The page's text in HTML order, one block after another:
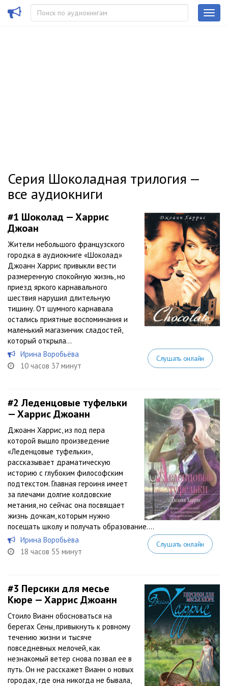
Серия Шоколадная трилогия —
все аудиокниги
#1 Шоколад — Харрис
Джоан
Жители небольшого французского
городка в аудиокниге «Шоколад»
Джоанн Харрис привыкли вести
размеренную спокойную жизнь, но
приезд яркого карнавального
шествия нарушил длительную
тишину. От шумного карнавала
остались приятные воспоминания и
маленький магазинчик сладостей,
который открыла...
Ирина Воробьёва
10 часов 37 минут
Слушать онлайн
#2 Леденцовые туфельки
— Харрис Джоанн
Джоанн Харрис, из под пера
которой вышло произведение
«Леденцовые туфельки»,
рассказывает драматическую
историю с глубоким философским
подтекстом. Главная героиня имеет
за плечами долгие колдовские
метания, но сейчас она посвящает
жизнь дочкам, которым нужно
посещать школу и получать образование....
Ирина Воробьёва
18 часов 55 минут
Слушать онлайн
#3 Персики для месье
Кюре — Харрис Джоанн
Стоило Вианн обосноваться на
берегах Сены, привыкнуть к ровному
течению жизни и тысяче
повседневных мелочей, как
незнакомый ветер снова позвал ее в
путь. Он не расскажет Вианн о новых
городах, где она никогда не бывала,